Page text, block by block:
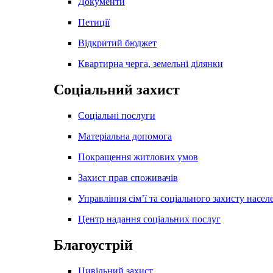
Петиції
Відкритий бюджет
Квартирна черга, земельні ділянки
Соціальний захист
Соціальні послуги
Матеріальна допомога
Покращення житлових умов
Захист прав споживачів
Управління сім’ї та соціального захисту
Центр надання соціальних послуг
Благоустрій
Цивільний захист